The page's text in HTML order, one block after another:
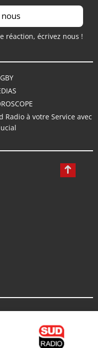
réaction, écrivez nous !
Radio à votre Service avec